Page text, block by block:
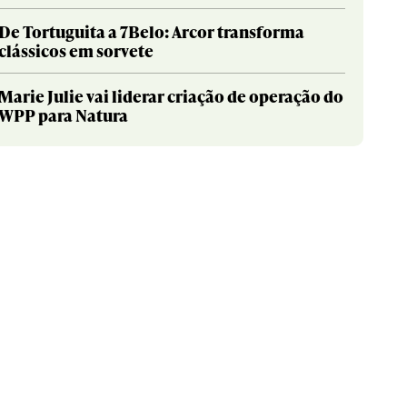
Tortuguita a 7Belo: Arcor transforma
em sorvete
Julie vai liderar criação de operação do
para Natura